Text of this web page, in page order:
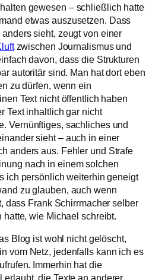
gewesen – schließlich hatte
etwas auszusetzen. Dass
sieht, zeugt von einer
zwischen Journalismus und
davon, dass die Strukturen
autoritär sind. Man hat dort eben
zu dürfen, wenn ein
Text nicht öffentlich haben
Text inhaltlich gar nicht
Vernünftiges, sachliches und
sieht – auch in einer
anders aus. Fehler und Strafe
nach in einem solchen
ich persönlich weiterhin geneigt
zu glauben, auch wenn
dass Frank Schirrmacher selber
hatte, wie Michael schreibt.
Blog ist wohl nicht gelöscht,
vom Netz, jedenfalls kann ich es
Immerhin hat die
erlaubt, die Texte an anderer